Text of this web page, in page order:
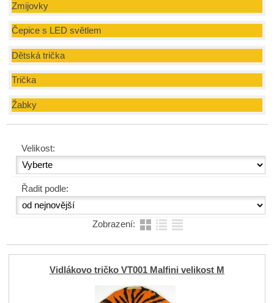
Zmijovky
Čepice s LED světlem
Dětská trička
Trička
Žabky
Velikost:
Řadit podle:
Zobrazení:
Vidlákovo tričko VT001 Malfini velikost M